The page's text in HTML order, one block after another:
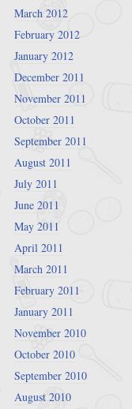
March 2012
February 2012
January 2012
December 2011
November 2011
October 2011
September 2011
August 2011
July 2011
June 2011
May 2011
April 2011
March 2011
February 2011
January 2011
November 2010
October 2010
September 2010
August 2010